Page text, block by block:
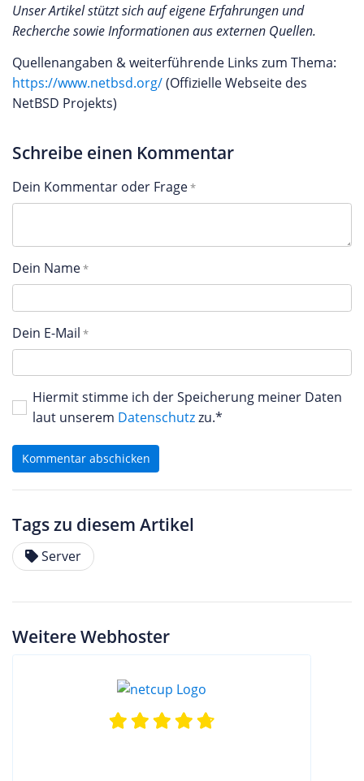
Unser Artikel stützt sich auf eigene Erfahrungen und
Recherche sowie Informationen aus externen Quellen.
Quellenangaben & weiterführende Links zum Thema:
https://www.netbsd.org/(Offizielle Webseite des
NetBSD Projekts)
Schreibe einen Kommentar
Dein Kommentar oder Frage
Dein Name
Dein E-Mail
Hiermit stimme ich der Speicherung meiner Daten
laut unserem Datenschutzzu.*
Kommentar abschicken
Tags zu diesem Artikel
Server
Weitere Webhoster